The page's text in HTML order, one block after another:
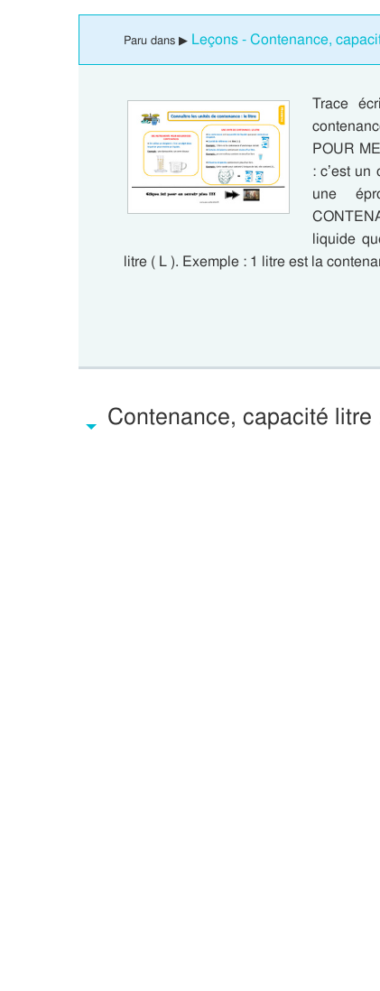
Paru dans ▶ Leçons - Contenance,
Trace
POUR
: c’est
une
liquide
litre ( L ). Exemple : 1 litre est la
Contenance, capacité